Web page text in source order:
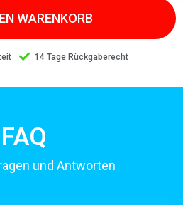
WARENKORB
14 Tage Rückgaberecht
FAQ
und Antworten